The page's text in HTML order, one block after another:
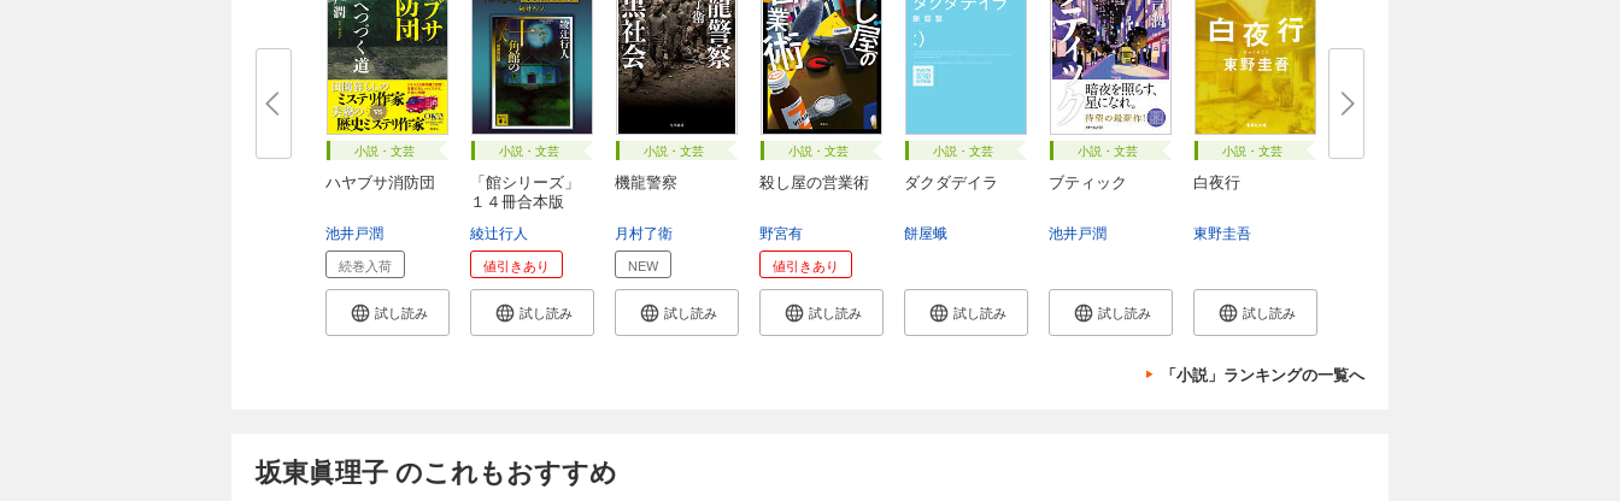
小説・文芸
ハヤブサ消防団
池井戸潤
続巻入荷
試し読み
小説・文芸
「館シリーズ」
１４冊合本版
綾辻行人
値引きあり
試し読み
小説・文芸
機龍警察
月村了衛
NEW
試し読み
小説・文芸
殺し屋の営業術
野宮有
値引きあり
試し読み
小説・文芸
ダクダデイラ
餅屋蛾
試し読み
小説・文芸
ブティック
池井戸潤
試し読み
小説・文芸
白夜行
東野圭吾
試し読み
「小説」ランキングの一覧へ
坂東眞理子 のこれもおすすめ